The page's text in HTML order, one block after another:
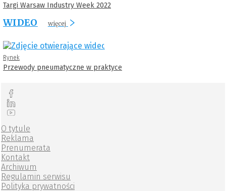
Targi Warsaw Industry Week 2022
WIDEO więcej
Rynek
Przewody pneumatyczne w praktyce
O tytule
Reklama
Prenumerata
Kontakt
Archiwum
Regulamin serwisu
Polityka prywatności